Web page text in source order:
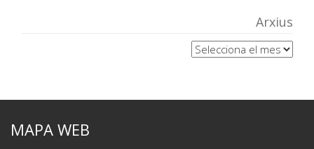
Arxius
Arxius
MAPA WEB